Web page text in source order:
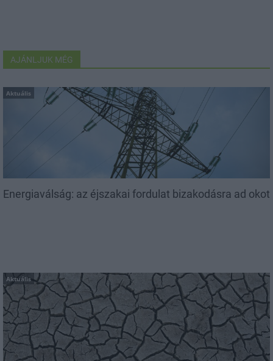
AJÁNLJUK MÉG
Aktuális
Energiaválság: az éjszakai fordulat bizakodásra ad okot
Aktuális